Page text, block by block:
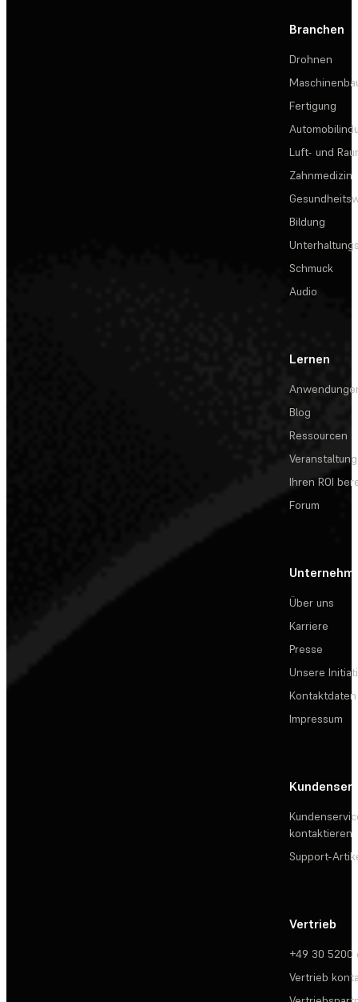
Branchen
Drohnen
Fertigung
Luft- und
Zahnmedizin
Bildung
Schmuck
Audio
Lernen
Blog
Ressourcen
Ihren ROI
Forum
Über uns
Karriere
Presse
Unsere
Kontaktdaten
Impressum
kontaktieren
Support-
Vertrieb
+49 30 5200
Vertrieb